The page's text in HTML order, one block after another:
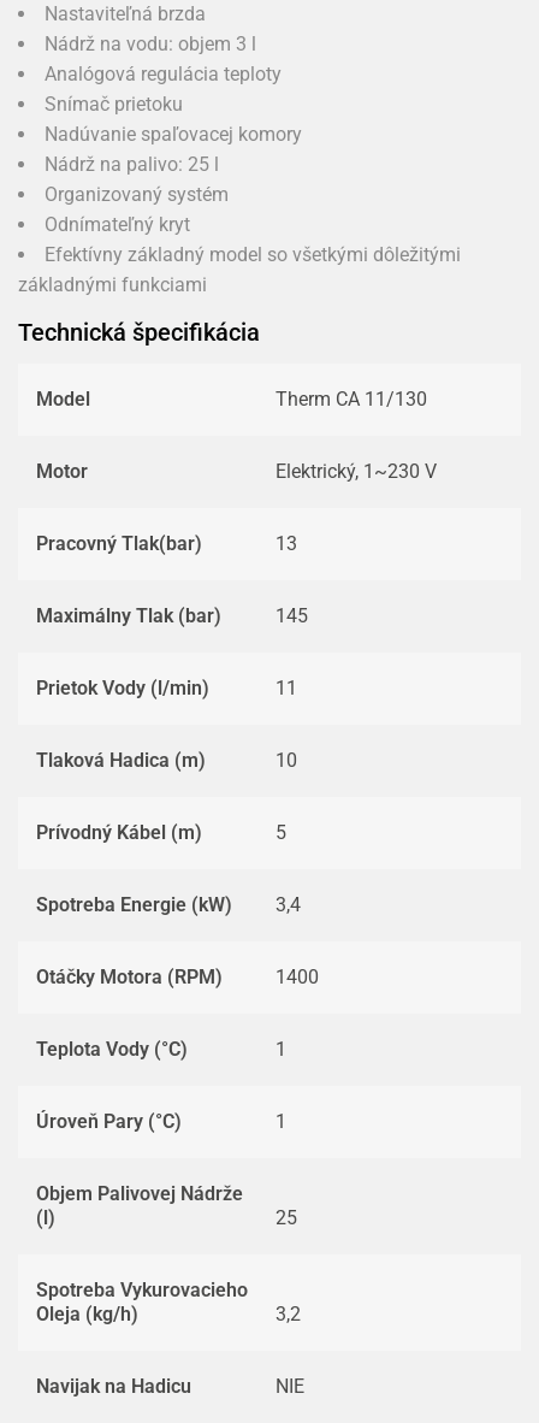
Nastaviteľná brzda
Nádrž na vodu: objem 3 l
Analógová regulácia teploty
Snímač prietoku
Nadúvanie spaľovacej komory
Nádrž na palivo: 25 l
Organizovaný systém
Odnímateľný kryt
Efektívny základný model so všetkými dôležitými
základnými funkciami
Technická špecifikácia
Model Therm CA 11/130
Motor Elektrický, 1~230 V
Pracovný Tlak(bar) 13
Maximálny Tlak (bar) 145
Prietok Vody (l/min) 11
Tlaková Hadica (m) 10
Prívodný Kábel (m) 5
Spotreba Energie (kW) 3,4
Otáčky Motora (RPM) 1400
Teplota Vody (°C) 1
Úroveň Pary (°C) 1
Objem Palivovej Nádrže
(l)
25
Spotreba Vykurovacieho
Oleja (kg/h)
3,2
Navijak na Hadicu NIE